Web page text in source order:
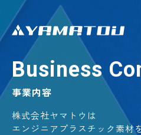
Business
事業内容
株式会社ヤマトウは
エンジニアプラスチック素材